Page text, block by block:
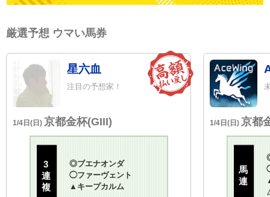
厳選予想 ウマい馬券
星六血
注目の予想家！
1/4日(日) 京都金杯(GIII)
3
連
複
◎ブエナオンダ
◯ファーヴェント
▲ キープカルム
1/4日(日) 京都
馬
連